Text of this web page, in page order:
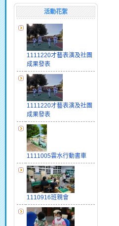
活動花絮
1111220才藝表演及社團
成果發表
1111220才藝表演及社團
成果發表
1111005雲水行動書車
1110916班親會